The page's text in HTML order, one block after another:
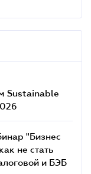
Sustainable
"Бизнес
не стать
и БЭБ